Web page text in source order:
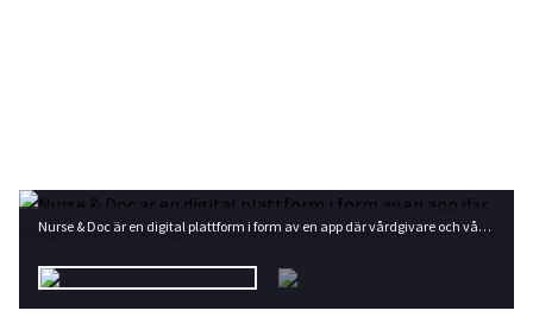
Nurse & Doc är en digital plattform i form av en app där vårdgivare och vårdpersonal kan mötas. Foto: Shutterstock